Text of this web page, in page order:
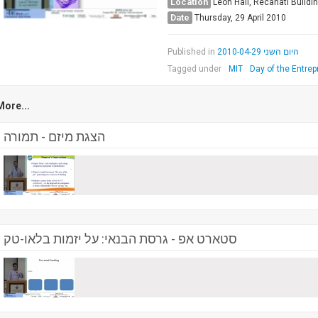
Leon Hall, Recanati
Date Thursday, 29 April 2010
Published in
היום השני 2010-04-29
Tagged under
MIT Day of the
הצגת מיזם - תמורה
סטארט אפ - גרסת הבנאי: על יזמות בלאו-טק